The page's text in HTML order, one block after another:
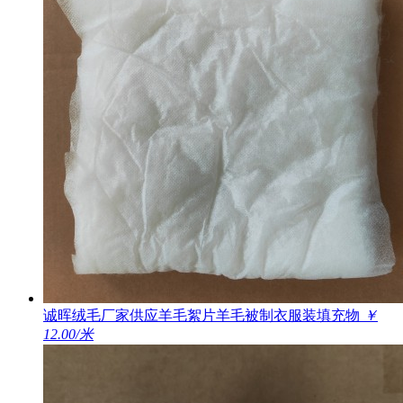
诚晖绒毛厂家供应羊毛絮片羊毛被制衣服装填充物 ￥
12.00/米